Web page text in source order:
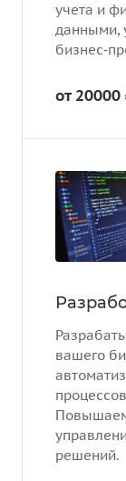
учета и
данными,
от 20000
вашего
Повышаем
решений.